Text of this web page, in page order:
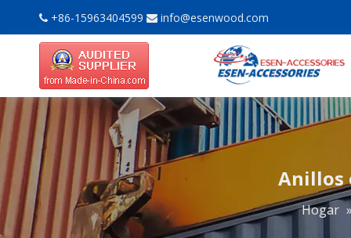
 +86-15963404599  info@esenwood.com
Anillos
Hogar »